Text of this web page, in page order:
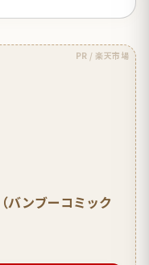
PR / 楽天市場
バンブーコミック